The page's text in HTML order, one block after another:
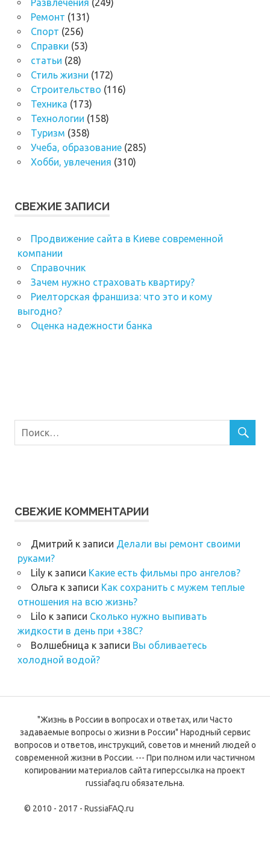
Развлечения (249)
Ремонт (131)
Спорт (256)
Справки (53)
статьи (28)
Стиль жизни (172)
Строительство (116)
Техника (173)
Технологии (158)
Туризм (358)
Учеба, образование(285)
Хобби, увлечения (310)
СВЕЖИЕ ЗАПИСИ
Продвижение сайта в Киеве современной
компании
Справочник
Зачем нужно страховать квартиру?
Риелторская франшиза: что это и кому
выгодно?
Оценка надежности банка
СВЕЖИЕ КОММЕНТАРИИ
Дмитрий к записи Делали вы ремонт своими
руками?
Lilyк записи Какие есть фильмы про ангелов?
Ольга к записи Как сохранить с мужем теплые
отношения на всю жизнь?
Lilo к записи Сколько нужно выпивать
жидкости в день при +38С?
Волшебница к записи Вы обливаетесь
холодной водой?
"Жизнь в России в вопросах и ответах, или Часто
задаваемые вопросы о жизни в России" Народный сервис
вопросов и ответов, инструкций, советов и мнений людей о
современной жизни в России. --- При полном или частичном
копировании материалов сайта гиперссылка на проект
russiafaq.ru обязательна.
© 2010 - 2017 - RussiaFAQ.ru